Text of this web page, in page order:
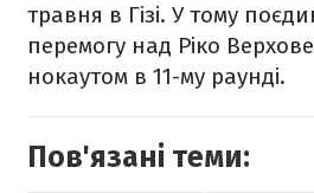
травня в Гізі. У тому
перемогу над Ріко
нокаутом в 11-му раунді.
Пов'язані теми: